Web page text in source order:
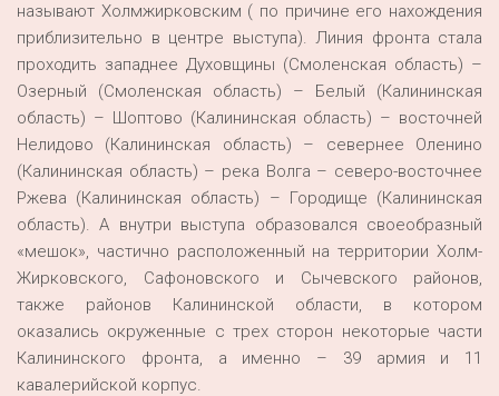
называют Холмжирковским ( по причине его нахождения
приблизительно в центре выступа). Линия фронта стала
проходить западнее Духовщины (Смоленская область) –
Озерный (Смоленская область) – Белый (Калининская
область) – Шоптово (Калининская область) – восточней
Нелидово (Калининская область) – севернее Оленино
(Калининская область) – река Волга – северо-восточнее
Ржева (Калининская область) – Городище (Калининская
область). А внутри выступа образовался своеобразный
«мешок», частично расположенный на территории Холм-
Жирковского, Сафоновского и Сычевского районов,
также районов Калининской области, в котором
оказались окруженные с трех сторон некоторые части
Калининского фронта, а именно – 39 армия и 11
кавалерийской корпус.